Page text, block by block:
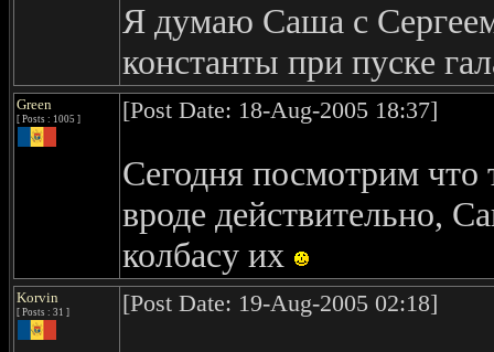
Я думаю Саша с
константы при пуске
Green
[ Posts : 1005 ] [Post Date: 18-Aug-2005 18:37]
Сегодня посмотрим что
вроде действительно,
колбасу их
Korvin
[ Posts : 31 ] [Post Date: 19-Aug-2005 02:18]